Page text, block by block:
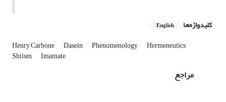
کلیدواژه‌ها English
Henry Carbone Dasein Phenomenology Hermeneutics
Shiism Imamate
مراجع